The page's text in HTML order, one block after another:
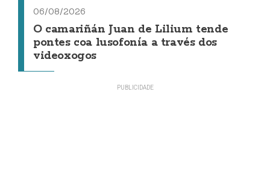
06/08/2026
O camariñán Juan de Lilium tende
pontes coa lusofonía a través dos
videoxogos